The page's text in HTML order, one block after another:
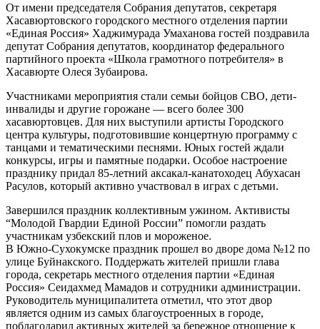
От имени председателя Собрания депутатов, секретаря
Хасавюртовского городского местного отделения партии
«Единая Россия» Хаджимурада Умаханова гостей поздравила
депутат Собрания депутатов, координатор федерального
партийного проекта «Школа грамотного потребителя» в
Хасавюрте Олеся Зубаирова.
Участниками мероприятия стали семьи бойцов СВО, дети-
инвалиды и другие горожане — всего более 300
хасавюртовцев. Для них выступили артисты Городского
центра культуры, подготовившие концертную программу с
танцами и тематическими песнями. Юных гостей ждали
конкурсы, игры и памятные подарки. Особое настроение
празднику придал 85-летний аксакал-канатоходец Абухасан
Расулов, который активно участвовал в играх с детьми.
Завершился праздник коллективным ужином. Активисты
“Молодой Гвардии Единой России” помогли раздать
участникам узбекский плов и мороженое.
В Южно-Сухокумске праздник прошел во дворе дома №12 по
улице Буйнакского. Поддержать жителей пришли глава
города, секретарь местного отделения партии «Единая
Россия» Сеидахмед Мамадов и сотрудники администрации.
Руководитель муниципалитета отметил, что этот двор
является одним из самых благоустроенных в городе,
поблагодарил активных жителей за бережное отношение к